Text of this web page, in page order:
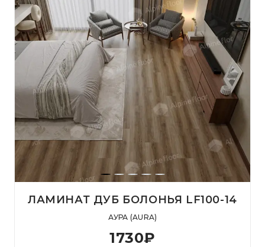
ЛАМИНАТ ДУБ БОЛОНЬЯ LF100-14
АУРА (AURA)
1730₽